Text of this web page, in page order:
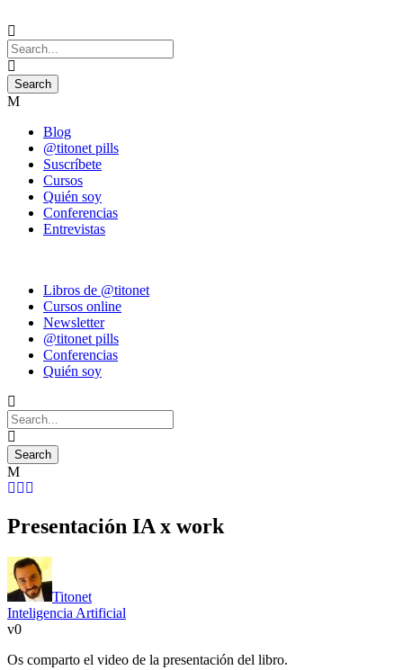
Blog
@titonet pills
Suscríbete
Cursos
Quién soy
Conferencias
Entrevistas
Libros de @titonet
Cursos online
Newsletter
@titonet pills
Conferencias
Quién soy
Presentación IA x work
Titonet
Inteligencia Artificial
0
Os comparto el video de la presentación del libro.